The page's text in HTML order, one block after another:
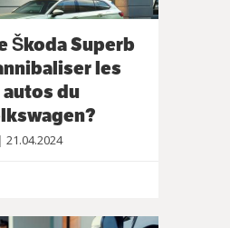
Škoda Superb
les
du
21.04.2024